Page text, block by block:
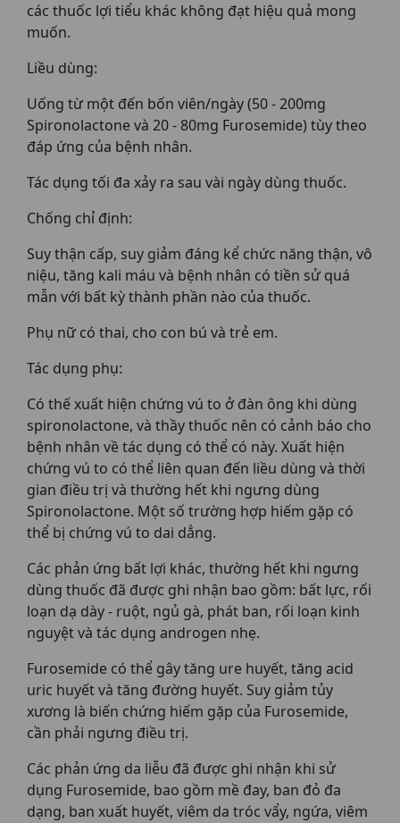
các thuốc lợi tiểu khác không đạt hiệu quả mong
muốn.
Liều dùng:
Uống từ một đến bốn viên/ngày (50 - 200mg
Spironolactone và 20 - 80mg Furosemide) tùy theo
đáp ứng của bệnh nhân.
Tác dụng tối đa xảy ra sau vài ngày dùng thuốc.
Chống chỉ định:
Suy thận cấp, suy giảm đáng kể chức năng thận, vô
niệu, tăng kali máu và bệnh nhân có tiền sử quá
mẫn với bất kỳ thành phần nào của thuốc.
Phụ nữ có thai, cho con bú và trẻ em.
Tác dụng phụ:
Có thế xuất hiện chứng vú to ở đàn ông khi dùng
spironolactone, và thầy thuốc nên có cảnh báo cho
bệnh nhân về tác dụng có thể có này. Xuất hiện
chứng vú to có thể liên quan đến liều dùng và thời
gian điều trị và thường hết khi ngưng dùng
Spironolactone. Một số trường hợp hiếm gặp có
thể bị chứng vú to dai dẳng.
Các phản ứng bất lợi khác, thường hết khi ngưng
dùng thuốc đã được ghi nhận bao gồm: bất lực, rối
loạn dạ dày - ruột, ngủ gà, phát ban, rối loạn kinh
nguyệt và tác dụng androgen nhẹ.
Furosemide có thể gây tăng ure huyết, tăng acid
uric huyết và tăng đường huyết. Suy giảm tủy
xương là biến chứng hiếm gặp của Furosemide,
cần phải ngưng điều trị.
Các phản ứng da liễu đã được ghi nhận khi sử
dụng Furosemide, bao gồm mề đay, ban đỏ đa
dạng, ban xuất huyết, viêm da tróc vẩy, ngứa, viêm